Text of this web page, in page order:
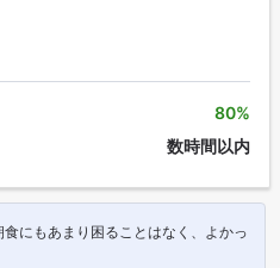
80%
数時間以内
食にもあまり困ることはなく、よかっ